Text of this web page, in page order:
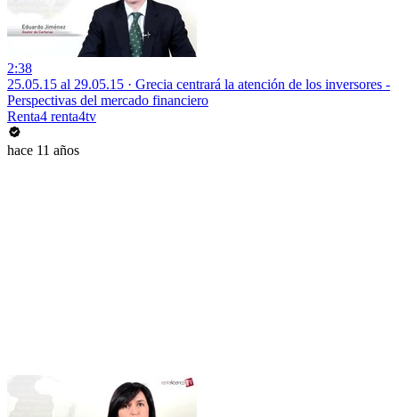
2:38
25.05.15 al 29.05.15 · Grecia centrará la atención de los inversores -
Perspectivas del mercado financiero
Renta4 renta4tv
hace 11 años